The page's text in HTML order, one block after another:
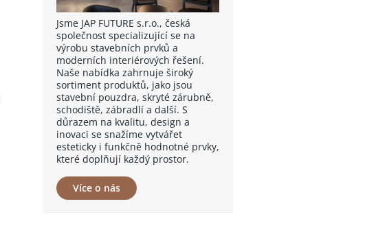
Jsme JAP FUTURE s.r.o., česká
společnost specializující se na
výrobu stavebních prvků a
moderních interiérových řešení.
Naše nabídka zahrnuje široký
sortiment produktů, jako jsou
stavební pouzdra, skryté zárubně,
schodiště, zábradlí a další. S
důrazem na kvalitu, design a
inovaci se snažíme vytvářet
esteticky i funkčně hodnotné prvky,
které doplňují každý prostor.
Více o nás